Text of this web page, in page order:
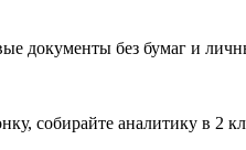
документы без бумаг и
собирайте аналитику в 2